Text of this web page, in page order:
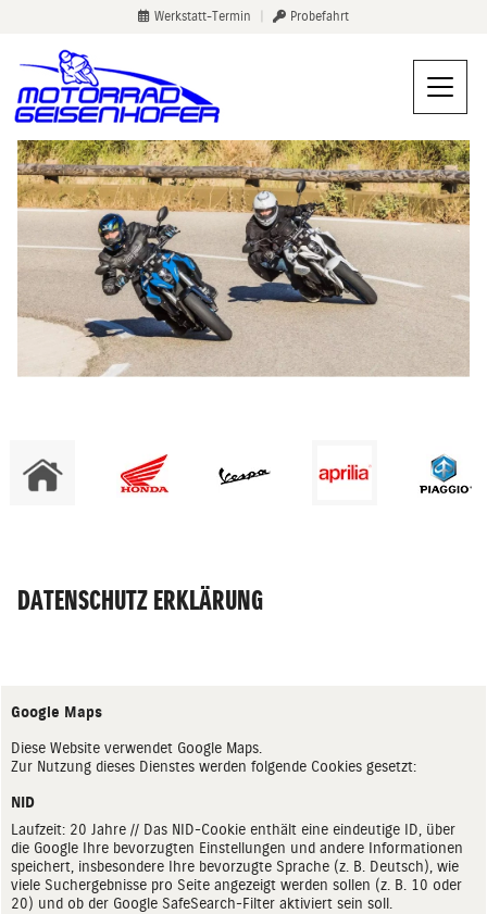
Werkstatt-Termin Probefahrt
DATENSCHUTZ ERKLÄRUNG
Google Maps
Diese Website verwendet Google Maps.
Zur Nutzung dieses Dienstes werden folgende Cookies gesetzt:
NID
Laufzeit: 20 Jahre // Das NID-Cookie enthält eine eindeutige ID, über
die Google Ihre bevorzugten Einstellungen und andere Informationen
speichert, insbesondere Ihre bevorzugte Sprache (z. B. Deutsch), wie
viele Suchergebnisse pro Seite angezeigt werden sollen (z. B. 10 oder
20) und ob der Google SafeSearch-Filter aktiviert sein soll.